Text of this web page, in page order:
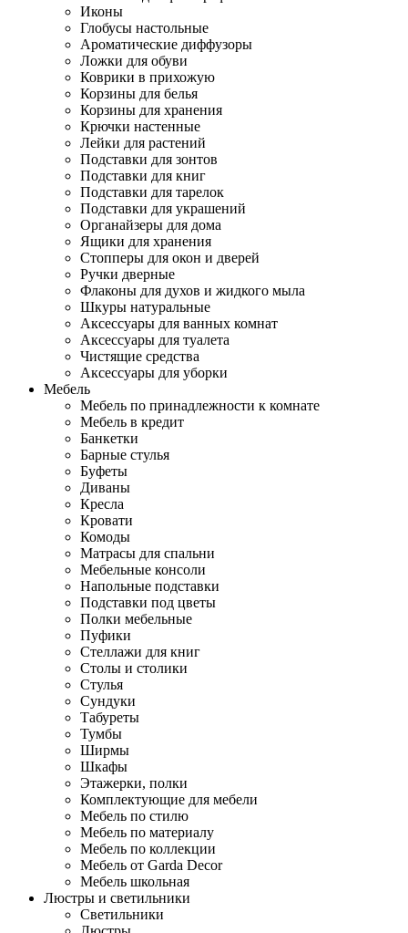
Иконы
Глобусы настольные
Ароматические диффузоры
Ложки для обуви
Коврики в прихожую
Корзины для белья
Корзины для хранения
Крючки настенные
Лейки для растений
Подставки для зонтов
Подставки для книг
Подставки для тарелок
Подставки для украшений
Органайзеры для дома
Ящики для хранения
Стопперы для окон и дверей
Ручки дверные
Флаконы для духов и жидкого мыла
Шкуры натуральные
Аксессуары для ванных комнат
Аксессуары для туалета
Чистящие средства
Аксессуары для уборки
Мебель
Мебель по принадлежности к комнате
Мебель в кредит
Банкетки
Барные стулья
Буфеты
Диваны
Кресла
Кровати
Комоды
Матрасы для спальни
Мебельные консоли
Напольные подставки
Подставки под цветы
Полки мебельные
Пуфики
Стеллажи для книг
Столы и столики
Стулья
Сундуки
Табуреты
Тумбы
Ширмы
Шкафы
Этажерки, полки
Комплектующие для мебели
Мебель по стилю
Мебель по материалу
Мебель по коллекции
Мебель от Garda Decor
Мебель школьная
Люстры и светильники
Светильники